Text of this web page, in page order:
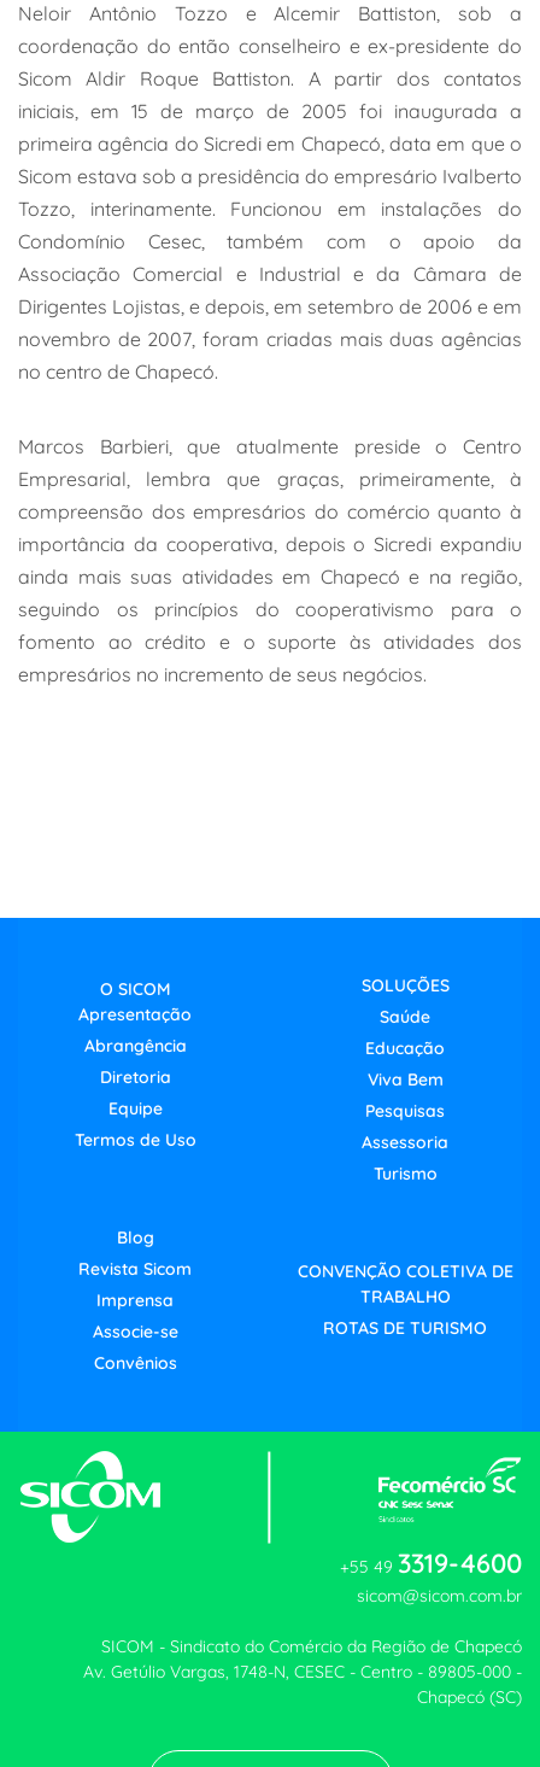
Neloir Antônio Tozzo e Alcemir Battiston, sob a
coordenação do então conselheiro e ex-presidente do
Sicom Aldir Roque Battiston. A partir dos contatos
iniciais, em 15 de março de 2005 foi inaugurada a
primeira agência do Sicredi em Chapecó, data em que o
Sicom estava sob a presidência do empresário Ivalberto
Tozzo, interinamente. Funcionou em instalações do
Condomínio Cesec, também com o apoio da
Associação Comercial e Industrial e da Câmara de
Dirigentes Lojistas, e depois, em setembro de 2006 e em
novembro de 2007, foram criadas mais duas agências
no centro de Chapecó.
Marcos Barbieri, que atualmente preside o Centro
Empresarial, lembra que graças, primeiramente, à
compreensão dos empresários do comércio quanto à
importância da cooperativa, depois o Sicredi expandiu
ainda mais suas atividades em Chapecó e na região,
seguindo os princípios do cooperativismo para o
fomento ao crédito e o suporte às atividades dos
empresários no incremento de seus negócios.
O SICOM
Apresentação
Abrangência
Diretoria
Equipe
Termos de Uso
Blog
Revista Sicom
Imprensa
Associe-se
Convênios
SOLUÇÕES
Saúde
Educação
Viva Bem
Pesquisas
Assessoria
Turismo
CONVENÇÃO COLETIVA DE
TRABALHO
ROTAS DE TURISMO
+55 49 3319-4600
sicom@sicom.com.br
SICOM - Sindicato do Comércio da Região de Chapecó
Av. Getúlio Vargas, 1748-N, CESEC - Centro - 89805-000 -
Chapecó (SC)